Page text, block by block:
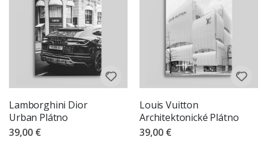
Lamborghini Dior
Urban Plátno
39,00 €
Louis Vuitton
Architektonické Plátno
39,00 €